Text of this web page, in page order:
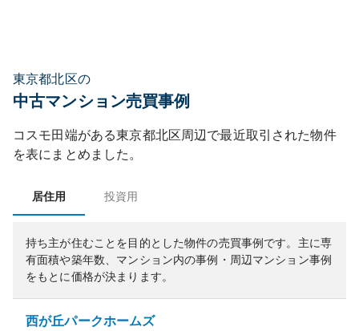
東京都北区の
中古マンション売買事例
コスモ田端がある東京都北区周辺で最近取引された物件
を表にまとめました。
居住用 投資用
持ち主が住むことを目的とした物件の売買事例です。 主に専
有面積や築年数、マンション内の事例・周辺マンション事例
をもとに価格が決まります。
西が丘パークホームズ